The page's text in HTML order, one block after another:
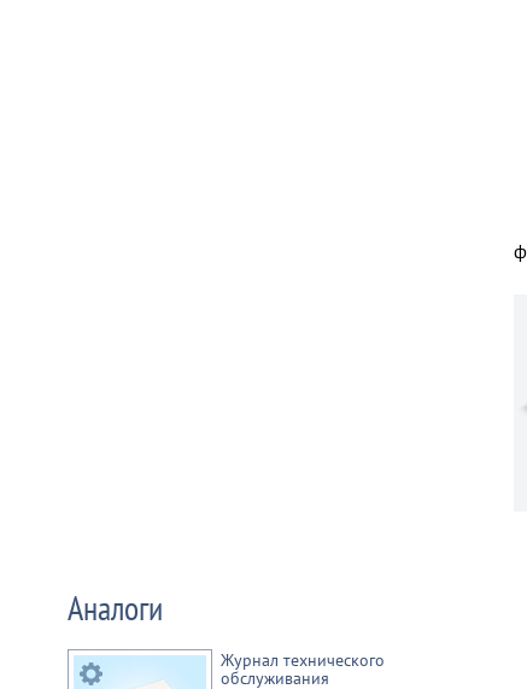
Аналоги
Журнал технического
обслуживания